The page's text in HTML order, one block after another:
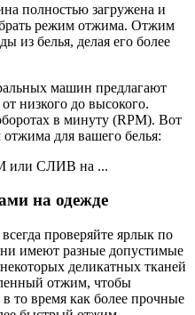
полностью загружена и
режим отжима. Отжим
из белья, делая его более
машин предлагают
низкого до высокого.
в минуту (RPM). Вот
для вашего белья:
на одежде
проверяйте ярлык по
имеют разные допустимые
деликатных тканей
отжим, чтобы
то время как более прочные